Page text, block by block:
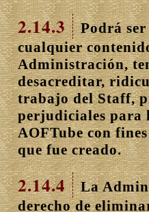
2.14.3
Podrá ser
cualquier
Administración,
desacreditar,
trabajo del Staff,
perjudiciales para
AOFTube con
que fue creado.
2.14.4
La
derecho de